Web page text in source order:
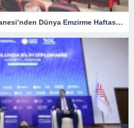
Lüleburgaz Devlet Hastanesi’nden Dünya Emzirme Haftası Katılımı